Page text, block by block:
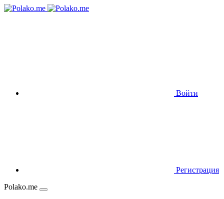
Войти
Регистрация
Polako.me